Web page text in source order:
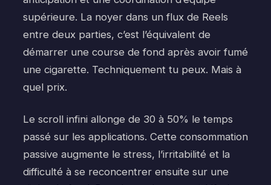
supérieure. La noyer dans un flux de Reels
entre deux parties, c’est l’équivalent de
démarrer une course de fond après avoir fumé
une cigarette. Techniquement tu peux. Mais à
quel prix.
Le scroll infini allonge de 30 à 50% le temps
passé sur les applications. Cette consommation
passive augmente le stress, l’irritabilité et la
difficulté à se reconcentrer ensuite sur une